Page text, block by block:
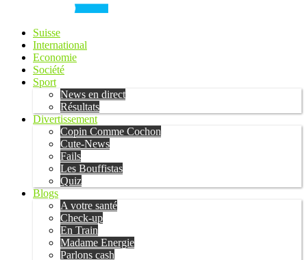
Suisse
International
Economie
Société
Sport
News en direct
Résultats
Divertissement
Copin Comme Cochon
Cute-News
Fails
Les Bouffistas
Quiz
Blogs
A votre santé
Check-up
En Train
Madame Energie
Parlons cash